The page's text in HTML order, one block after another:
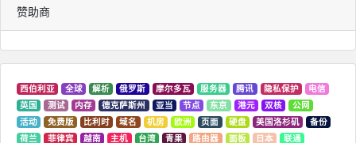
赞助商
西伯利亚 全球 解析 俄罗斯 摩尔多瓦 服务器 腾讯 隐私保护
电信
英国
测试 内存 德克萨斯州 亚当 节点 东京 港元 双核
公网
活动
免费版 比利时 域名 机房 欧洲 页面 硬盘 美国洛杉矶
备份
荷兰
菲律宾 越南 主机 台湾 青果 路由器 面板 日本 联通